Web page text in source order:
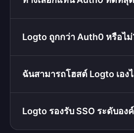
Logto ถูกกว่า Auth0 หรือไม่
ฉันสามารถโฮสต์ Logto เอง
Logto รองรับ SSO ระดับอง